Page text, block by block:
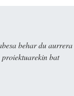
behar du aurrera
bat